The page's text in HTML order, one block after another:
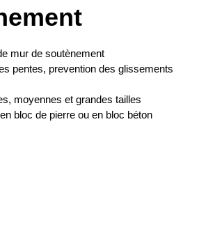
mur de soutènement
pentes, prevention des glissements
moyennes et grandes tailles
bloc de pierre ou en bloc béton